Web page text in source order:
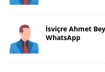
İsviçre Ahmet
WhatsApp